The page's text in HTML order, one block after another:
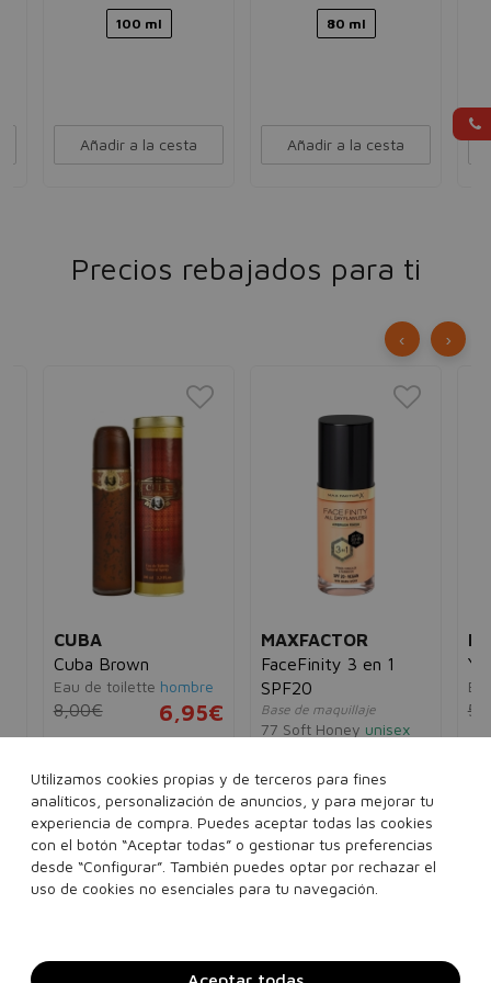
100 ml
Añadir a la cesta
80 ml
Añadir a la cesta
Precios rebajados para ti
CUBA
Cuba Brown
Eau de toilette hombre
8,00€ 6,95€
Añadir a la cesta
MAXFACTOR
FaceFinity 3 en 1
SPF20
Base de maquillaje
77 Soft Honey unisex
Ver más...
Añadir a la cesta
‹ ›
Utilizamos cookies propias y de terceros para fines
analíticos, personalización de anuncios, y para mejorar tu
experiencia de compra. Puedes aceptar todas las cookies
con el botón “Aceptar todas” o gestionar tus preferencias
desde “Configurar”. También puedes optar por rechazar el
uso de cookies no esenciales para tu navegación.